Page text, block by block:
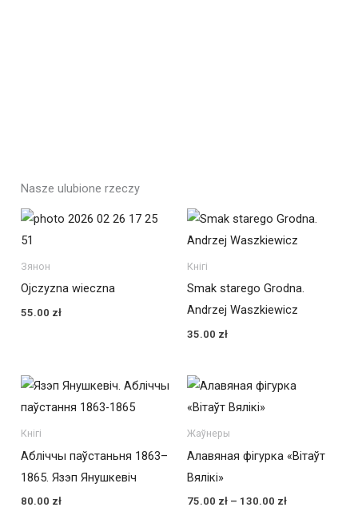
Nasze ulubione rzeczy
Зянон
Ojczyzna wieczna
55.00 zł
Кнігі
Smak starego Grodna.
Andrzej Waszkiewicz
35.00 zł
Кнігі
Абліччы паўстаньня 1863–
1865. Язэп Янушкевіч
80.00 zł
Жаўнеры
Алавяная фігурка «Вітаўт
Вялікі»
75.00 zł – 130.00 złZakres